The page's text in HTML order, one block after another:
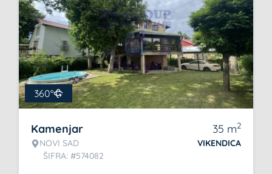
360°
Kamenjar
NOVI SAD
ŠIFRA: #574082
35 m2
VIKENDICA